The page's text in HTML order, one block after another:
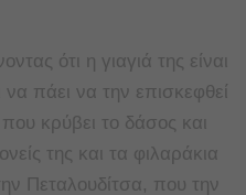
ότι η γιαγιά της είναι
πάει να την επισκεφθεί
κρύβει το δάσος και
της και τα φιλαράκια
Πεταλουδίτσα, που την